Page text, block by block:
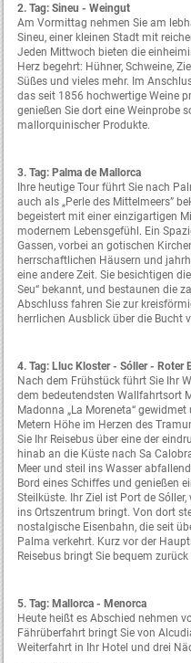
2. Tag: Sineu - Weingut
Am Vormittag nehmen Sie am
Sineu, einer kleinen Stadt mit
Jeden Mittwoch bieten die
Herz begehrt: Hühner, Schweine,
Süßes und vieles mehr. Im
das seit 1856 hochwertige Weine
genießen Sie dort eine Weinprobe
mallorquinischer Produkte.
3. Tag: Palma de Mallorca
Ihre heutige Tour führt Sie nach
auch als „Perle des Mittelmeers”
begeistert mit einer einzigartigen
modernem Lebensgefühl. Ein
Gassen, vorbei an gotischen
herrschaftlichen Häusern und
eine andere Zeit. Sie besichtigen
Seu“ bekannt, und bestaunen die
Abschluss fahren Sie zur
herrlichen Ausblick über die Bucht
4. Tag: Lluc Kloster - Sóller - Roter
Nach dem Frühstück führt Sie Ihr
dem bedeutendsten Wallfahrtsort
Madonna „La Moreneta“
Metern Höhe im Herzen des
Sie Ihr Reisebus über eine der
hinab an die Küste nach Sa
Meer und steil ins Wasser
Bord eines Schiffes und genießen
Steilküste. Ihr Ziel ist Port de
ins Ortszentrum bringt. Von dort
nostalgische Eisenbahn, die seit
Palma verkehrt. Kurz vor der
Reisebus bringt Sie bequem
5. Tag: Mallorca - Menorca
Heute heißt es Abschied nehmen
Fährüberfahrt bringt Sie von
Weiterfahrt in Ihr Hotel und drei